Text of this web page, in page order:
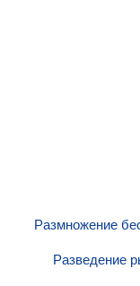
Размножение
Разведение